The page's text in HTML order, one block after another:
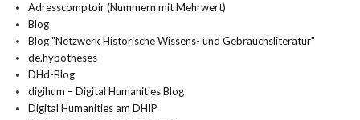
Adresscomptoir (Nummern mit Mehrwert)
Blog
Blog "Netzwerk Historische Wissens- und Gebrauchsliteratur"
de.hypotheses
DHd-Blog
digihum – Digital Humanities Blog
Digital Humanities am DHIP